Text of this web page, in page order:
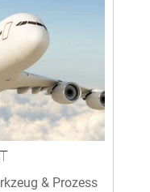
& Prozess